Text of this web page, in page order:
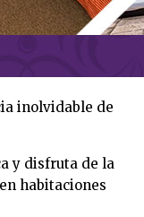
inolvidable de
y disfruta de la
habitaciones